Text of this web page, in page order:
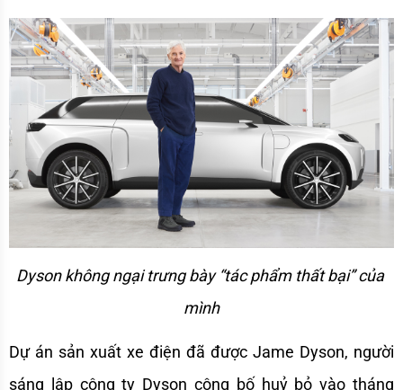
Dyson không ngại trưng bày “tác phẩm thất bại” của
mình
Dự án sản xuất xe điện đã được Jame Dyson, người
sáng lập công ty Dyson công bố huỷ bỏ vào tháng